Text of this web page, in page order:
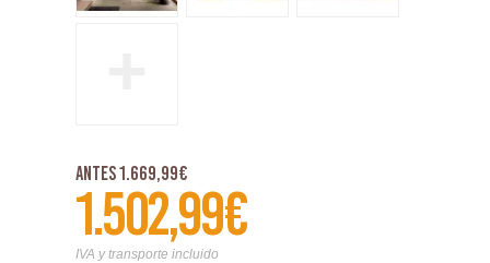
Antes 1.669,99€
1.502,99€
IVA y transporte incluido